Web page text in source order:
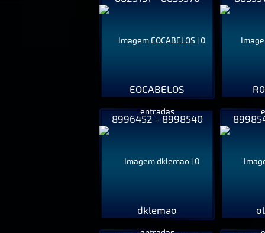
EOCABELOS
8996452 - 8998540
dklemao